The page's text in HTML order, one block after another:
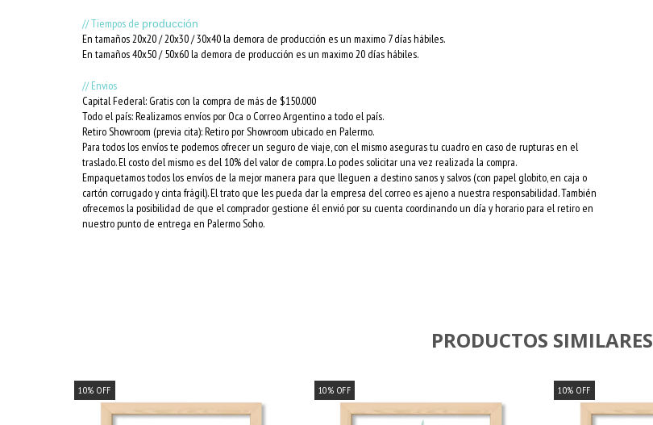
// Tiempos de producción
En tamaños 20x20 / 20x30 / 30x40 la demora de producción es un maximo 7 días hábiles.
En tamaños 40x50 / 50x60 la demora de producción es un maximo 20 días hábiles.
// Envios
Capital Federal: Gratis con la compra de más de $150.000
Todo el país: Realizamos envíos por Oca o Correo Argentino a todo el país.
Retiro Showroom (previa cita): Retiro por Showroom ubicado en Palermo.
Para todos los envíos te podemos ofrecer un seguro de viaje, con el mismo aseguras tu cuadro en caso de rupturas en el
traslado. El costo del mismo es del 10% del valor de compra. Lo podes solicitar una vez realizada la compra.
Empaquetamos todos los envíos de la mejor manera para que lleguen a destino sanos y salvos (con papel globito, en caja o
cartón corrugado y cinta frágil). El trato que les pueda dar la empresa del correo es ajeno a nuestra responsabilidad. También
ofrecemos la posibilidad de que el comprador gestione él envió por su cuenta coordinando un día y horario para el retiro en
nuestro punto de entrega en Palermo Soho.
PRODUCTOS SIMILARES
10% OFF 10% OFF 10% OFF